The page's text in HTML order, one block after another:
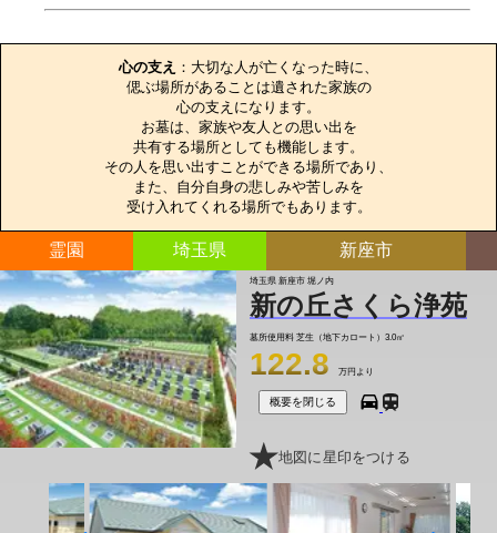
心の支え ：大切な人が亡くなった時に、
偲ぶ場所があることは遺された家族の
心の支えになります。
お墓は、家族や友人との思い出を
共有する場所としても機能します。
その人を思い出すことができる場所であり、
また、自分自身の悲しみや苦しみを
受け入れてくれる場所でもあります。
霊園 埼玉県 新座市
埼玉県 新座市 堀ノ内
新の丘さくら浄苑
墓所使用料 芝生（地下カロート）3.0㎡
122.8 万円より
概要を閉じる
地図に星印をつける